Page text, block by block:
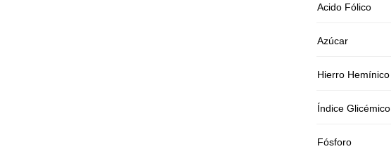
Acido Fólico
Azúcar
Hierro Hemínico
Índice Glicémico
Fósforo